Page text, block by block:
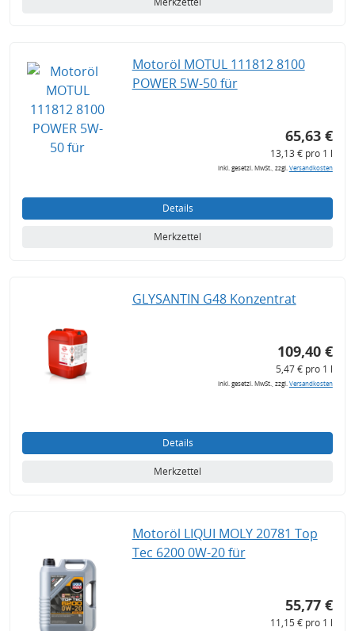
Motoröl MOTUL 111812 8100
POWER 5W-50 für
65,63 €
13,13 € pro 1 l
inkl. gesetzl. MwSt., zzgl.Versandkosten
Details
Merkzettel
GLYSANTIN G48 Konzentrat
109,40 €
5,47 € pro 1 l
inkl. gesetzl. MwSt., zzgl.Versandkosten
Details
Merkzettel
Motoröl LIQUI MOLY 20781 Top
Tec 6200 0W-20 für
55,77 €
11,15 € pro 1 l